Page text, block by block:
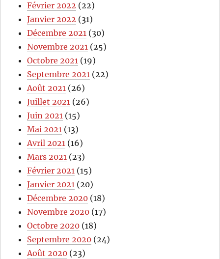
Février 2022 (22)
Janvier 2022 (31)
Décembre 2021 (30)
Novembre 2021 (25)
Octobre 2021 (19)
Septembre 2021 (22)
Août 2021 (26)
Juillet 2021 (26)
Juin 2021 (15)
Mai 2021 (13)
Avril 2021 (16)
Mars 2021 (23)
Février 2021 (15)
Janvier 2021 (20)
Décembre 2020 (18)
Novembre 2020 (17)
Octobre 2020 (18)
Septembre 2020 (24)
Août 2020 (23)